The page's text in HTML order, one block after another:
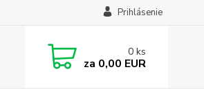
Prihlásenie
0 ks
za 0,00 EUR